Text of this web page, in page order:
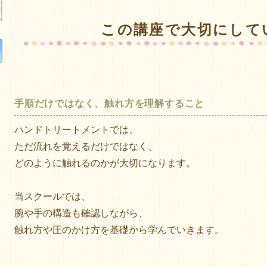
この講座で大切にして
手順だけではなく、触れ方を理解すること
ハンドトリートメントでは、
ただ流れを覚えるだけではなく、
どのように触れるのかが大切になります。
当スクールでは、
腕や手の構造も確認しながら、
触れ方や圧のかけ方を基礎から学んでいきます。